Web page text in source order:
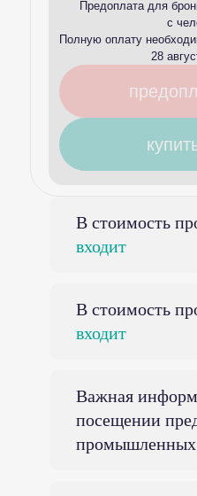
Предоплата для
с
Полную оплату
28
В стоимость
входит
В стоимость
входит
Важная
посещении
промышленных